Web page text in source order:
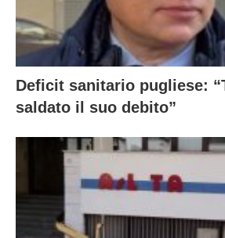
Deficit sanitario pugliese:
saldato il suo debito”